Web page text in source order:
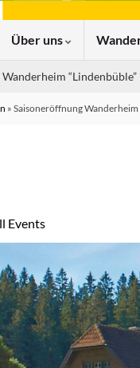
Über uns
Wanderheim “Lindenbüble”
» Saisoneröffnung
Events